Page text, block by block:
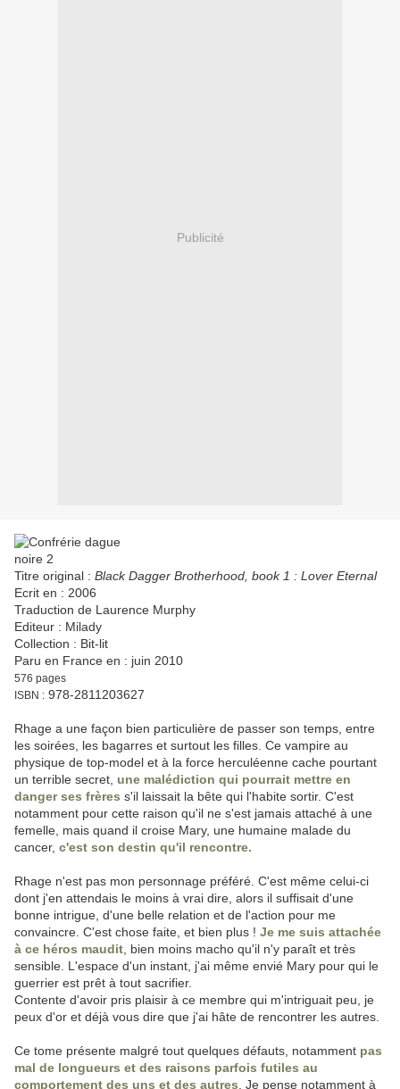
Publicité
Titre original : Black Dagger Brotherhood, book 1 : Lover Eternal
Ecrit en : 2006
Traduction de Laurence Murphy
Editeur : Milady
Collection : Bit-lit
Paru en France en : juin 2010
576 pages
ISBN : 978-2811203627
Rhage a une façon bien particulière de passer son temps, entre
les soirées, les bagarres et surtout les filles. Ce vampire au
physique de top-model et à la force herculéenne cache pourtant
un terrible secret, une malédiction qui pourrait mettre en
danger ses frères s'il laissait la bête qui l'habite sortir. C'est
notamment pour cette raison qu'il ne s'est jamais attaché à une
femelle, mais quand il croise Mary, une humaine malade du
cancer, c'est son destin qu'il rencontre.
Rhage n'est pas mon personnage préféré. C'est même celui-ci
dont j'en attendais le moins à vrai dire, alors il suffisait d'une
bonne intrigue, d'une belle relation et de l'action pour me
convaincre. C'est chose faite, et bien plus ! Je me suis attachée
à ce héros maudit , bien moins macho qu'il n'y paraît et très
sensible. L'espace d'un instant, j'ai même envié Mary pour qui le
guerrier est prêt à tout sacrifier.
Contente d'avoir pris plaisir à ce membre qui m'intriguait peu, je
peux d'or et déjà vous dire que j'ai hâte de rencontrer les autres.
Ce tome présente malgré tout quelques défauts, notamment pas
mal de longueurs et des raisons parfois futiles au
comportement des uns et des autres . Je pense notamment à